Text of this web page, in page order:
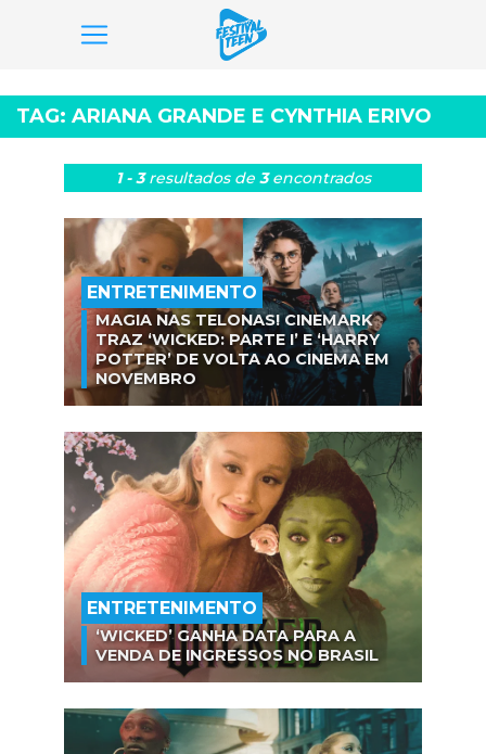
para
o
conteúdo
TAG: ARIANA GRANDE E CYNTHIA ERIVO
1 - 3resultados de 3encontrados
ENTRETENIMENTO
MAGIA NAS TELONAS! CINEMARK
TRAZ ‘WICKED: PARTE I’ E ‘HARRY
POTTER’ DE VOLTA AO CINEMA EM
NOVEMBRO
ENTRETENIMENTO
‘WICKED’ GANHA DATA PARA A
VENDA DE INGRESSOS NO BRASIL